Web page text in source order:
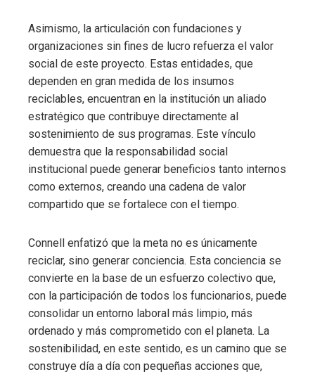
Asimismo, la articulación con fundaciones y
organizaciones sin fines de lucro refuerza el valor
social de este proyecto. Estas entidades, que
dependen en gran medida de los insumos
reciclables, encuentran en la institución un aliado
estratégico que contribuye directamente al
sostenimiento de sus programas. Este vínculo
demuestra que la responsabilidad social
institucional puede generar beneficios tanto internos
como externos, creando una cadena de valor
compartido que se fortalece con el tiempo.
Connell enfatizó que la meta no es únicamente
reciclar, sino generar conciencia. Esta conciencia se
convierte en la base de un esfuerzo colectivo que,
con la participación de todos los funcionarios, puede
consolidar un entorno laboral más limpio, más
ordenado y más comprometido con el planeta. La
sostenibilidad, en este sentido, es un camino que se
construye día a día con pequeñas acciones que,